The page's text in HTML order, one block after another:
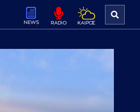
NEWS RADIO ΚΑΙΡΟΣ